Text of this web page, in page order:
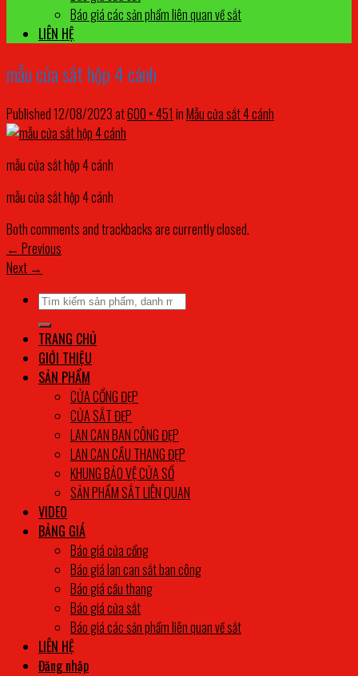
Báo giá các sản phẩm liên quan về sắt
LIÊN HỆ
mẫu cửa sắt hộp 4 cánh
Published12/08/2023at600 × 451 inMẫu cửa sắt 4 cánh
mẫu cửa sắt hộp 4 cánh
mẫu cửa sắt hộp 4 cánh
Both comments and trackbacks are currently closed.
← Previous
Next →
Tìm
kiếm:
TRANG CHỦ
GIỚI THIỆU
SẢN PHẨM
CỬA CỔNG ĐẸP
CỬA SẮT ĐẸP
LAN CAN BAN CÔNG ĐẸP
LAN CAN CẦU THANG ĐẸP
KHUNG BẢO VỆ CỬA SỔ
SẢN PHẨM SẮT LIÊN QUAN
VIDEO
BẢNG GIÁ
Báo giá cửa cổng
Báo giá lan can sắt ban công
Báo giá cầu thang
Báo giá cửa sắt
Báo giá các sản phẩm liên quan về sắt
LIÊN HỆ
Đăng nhập